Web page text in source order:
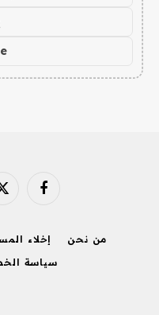
فيسبوك
من نحن إخلاء
سياسة